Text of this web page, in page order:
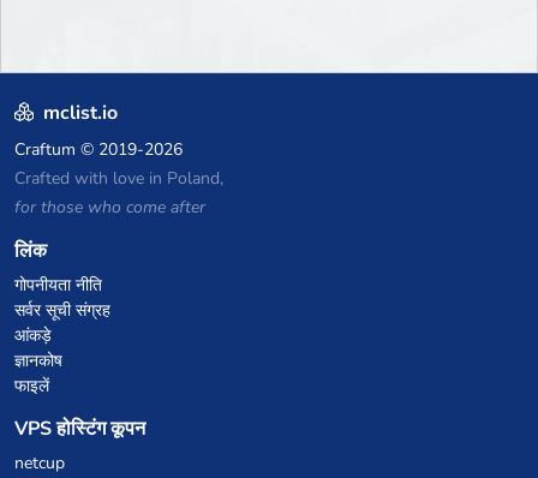
mclist.io
Craftum © 2019-2026
Crafted with love in Poland,
for those who come after
लिंक
गोपनीयता नीति
सर्वर सूची संग्रह
आंकड़े
ज्ञानकोष
फाइलें
VPS होस्टिंग कूपन
netcup